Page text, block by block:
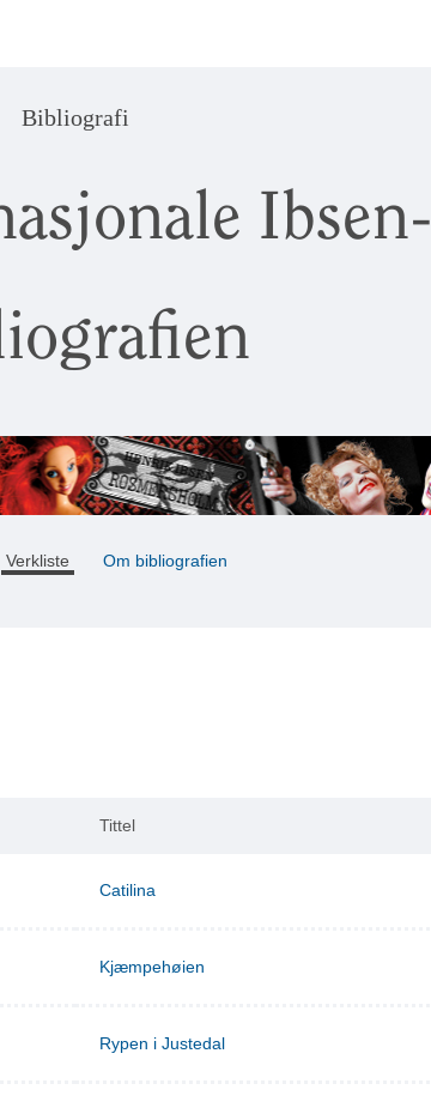
Bibliografi
Ibsen-
Verkliste Om bibliografien
Tittel
Catilina
Kjæmpehøien
Rypen i Justedal